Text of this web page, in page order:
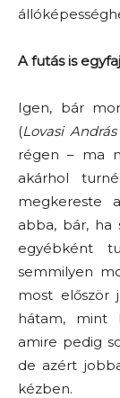
A futás is
Igen, bár
(Lovasi András
régen – ma
akárhol
megkereste
abba, bár, ha
egyébként
semmilyen
most először
hátam, mint
amire pedig
de azért
kézben.